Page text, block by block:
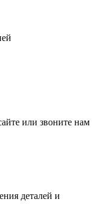
или звоните нам
деталей и